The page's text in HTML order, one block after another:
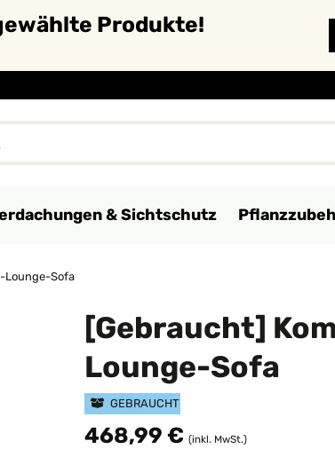
Produkte!
& Sichtschutz
Lounge-Sofa
[Gebraucht]
Lounge-Sofa
GEBRAUCHT
468,99 € (inkl. MwSt.)